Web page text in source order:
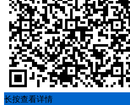
长按查看详情